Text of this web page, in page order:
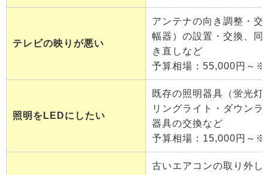
テレビの映りが悪い
アンテナの向き調整・交
幅器）の設置・交換、同
き直しなど
予算相場：55,000円～※
照明をLEDにしたい
既存の照明器具（蛍光
リングライト・ダウン
器具の交換など
予算相場：15,000円～※
古いエアコンの取り外し